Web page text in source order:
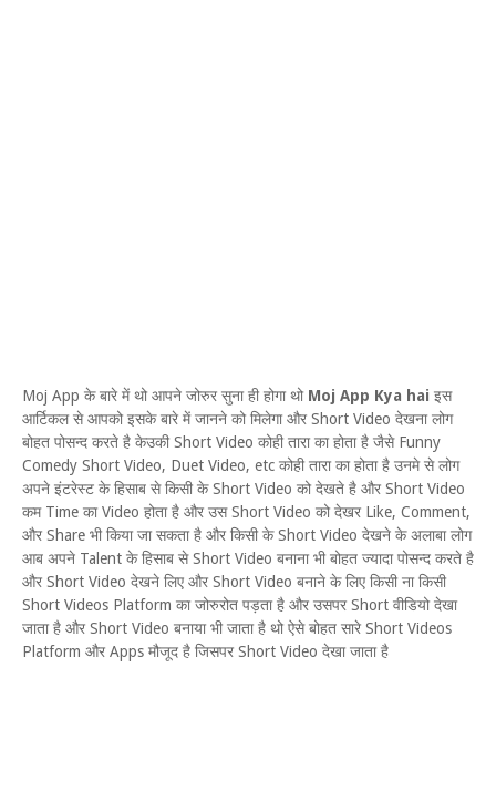
Moj App के बारे में थो आपने जोरुर सुना ही होगा थो Moj App Kya hai इस
आर्टिकल से आपको इसके बारे में जानने को मिलेगा और Short Video देखना लोग
बोहत पोसन्द करते है केउकी Short Video कोही तारा का होता है जैसे Funny
Comedy Short Video, Duet Video, etc कोही तारा का होता है उनमे से लोग
अपने इंटरेस्ट के हिसाब से किसी के Short Video को देखते है और Short Video
कम Time का Video होता है और उस Short Video को देखर Like, Comment,
और Share भी किया जा सकता है और किसी के Short Video देखने के अलाबा लोग
आब अपने Talent के हिसाब से Short Video बनाना भी बोहत ज्यादा पोसन्द करते है
और Short Video देखने लिए और Short Video बनाने के लिए किसी ना किसी
Short Videos Platform का जोरुरोत पड़ता है और उसपर Short वीडियो देखा
जाता है और Short Video बनाया भी जाता है थो ऐसे बोहत सारे Short Videos
Platform और Apps मौजूद है जिसपर Short Video देखा जाता है